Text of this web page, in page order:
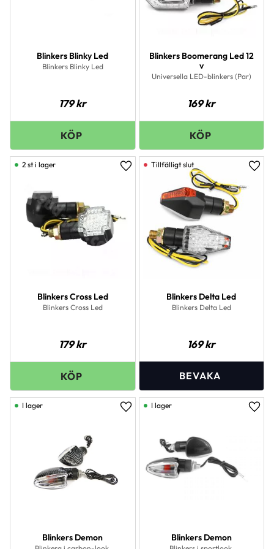
Blinkers Blinky Led
Blinkers Blinky Led
179kr
Blinkers Boomerang Led 12
v
Universella LED-blinkers (Par)
169kr
Blinkers Cross Led
Blinkers Cross Led
179kr
Lägg till i favoriter
2 st i lager
Blinkers Delta Led
Blinkers Delta Led
169kr
Blinkers Demon
Lägg till i favoriter
I lager
Blinkers Demon
I lager